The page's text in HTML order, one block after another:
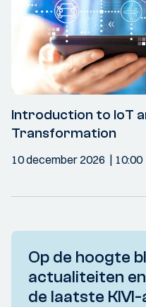
Introduction to IoT
Transformation
10 december 2026 10:00
Op de hoogte
actualiteiten
de laatste